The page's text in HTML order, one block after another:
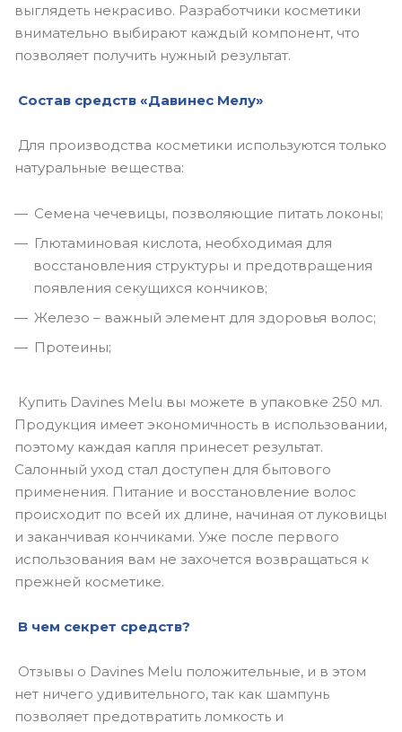
выглядеть некрасиво. Разработчики косметики
внимательно выбирают каждый компонент, что
позволяет получить нужный результат.
Состав средств «Давинес Мелу»
Для производства косметики используются только
натуральные вещества:
Семена чечевицы, позволяющие питать локоны;
Глютаминовая кислота, необходимая для
восстановления структуры и предотвращения
появления секущихся кончиков;
Железо – важный элемент для здоровья волос;
Протеины;
Купить Davines Melu вы можете в упаковке 250 мл.
Продукция имеет экономичность в использовании,
поэтому каждая капля принесет результат.
Салонный уход стал доступен для бытового
применения. Питание и восстановление волос
происходит по всей их длине, начиная от луковицы
и заканчивая кончиками. Уже после первого
использования вам не захочется возвращаться к
прежней косметике.
В чем секрет средств?
Отзывы о Davines Melu положительные, и в этом
нет ничего удивительного, так как шампунь
позволяет предотвратить ломкость и